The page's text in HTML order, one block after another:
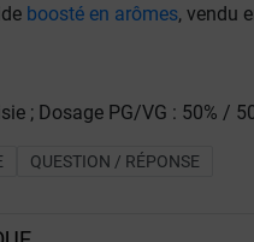
boosté en arômes, vendu
; Dosage PG/VG : 50% /
QUESTION / RÉPONSE